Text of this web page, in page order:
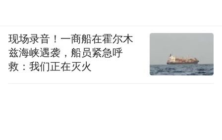
现场录音！一商船在霍尔木
兹海峡遇袭，船员紧急呼
救：我们正在灭火